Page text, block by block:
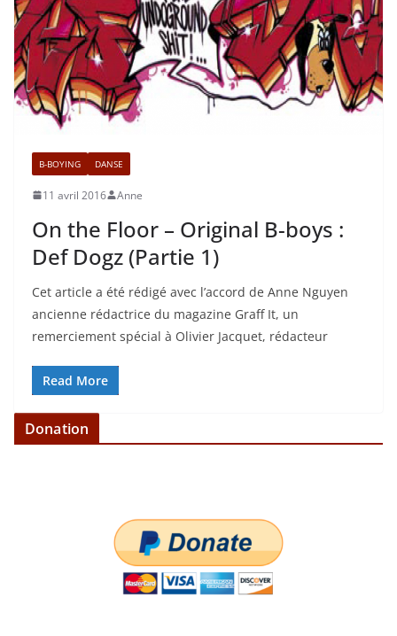
B-BOYING DANSE
11 avril 2016 Anne
On the Floor – Original B-boys :
Def Dogz (Partie 1)
Cet article a été rédigé avec l’accord de Anne Nguyen
ancienne rédactrice du magazine Graff It, un
remerciement spécial à Olivier Jacquet, rédacteur
Read More
Donation